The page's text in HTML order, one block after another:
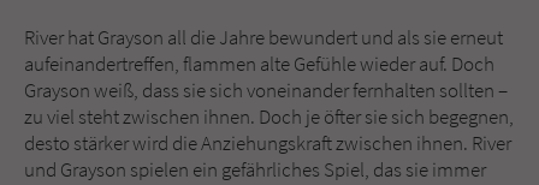
River hat Grayson all die Jahre bewundert und als sie erneut
aufeinandertreffen, flammen alte Gefühle wieder auf. Doch
Grayson weiß, dass sie sich voneinander fernhalten sollten –
zu viel steht zwischen ihnen. Doch je öfter sie sich begegnen,
desto stärker wird die Anziehungskraft zwischen ihnen. River
und Grayson spielen ein gefährliches Spiel, das sie immer
Zweck
Dieses Cookie gewährleistet die
Kommunikation der Webseite mit dem
Benutzer. Es wird benötigt um z. B. den
Sicherheitscode des Kontaktformulars zu
überprüfen.